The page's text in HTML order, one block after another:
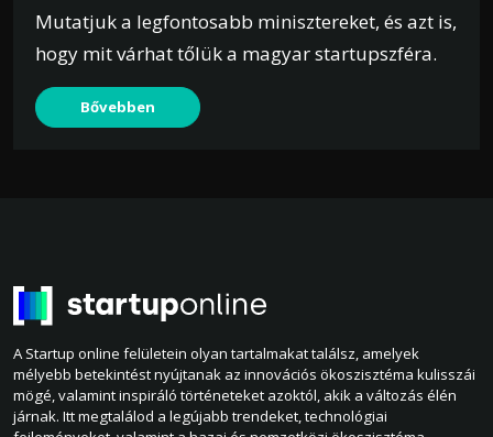
Mutatjuk a legfontosabb minisztereket, és azt is,
hogy mit várhat tőlük a magyar startupszféra.
Bővebben
A Startup online felületein olyan tartalmakat találsz, amelyek
mélyebb betekintést nyújtanak az innovációs ökoszisztéma kulisszái
mögé, valamint inspiráló történeteket azoktól, akik a változás élén
járnak. Itt megtalálod a legújabb trendeket, technológiai